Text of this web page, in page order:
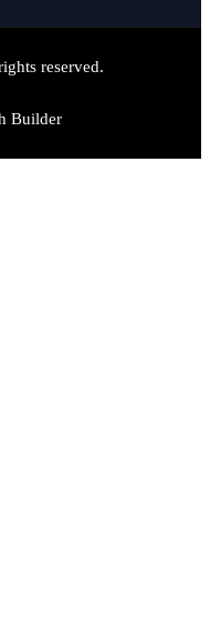
reserved.
Builder